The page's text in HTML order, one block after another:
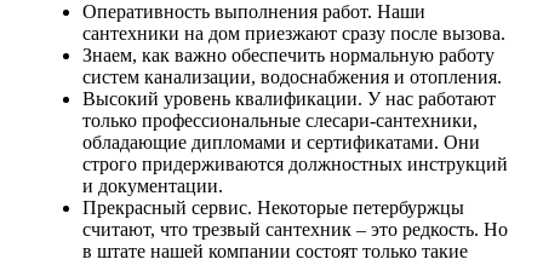
Оперативность выполнения работ. Наши
сантехники на дом приезжают сразу после вызова.
Знаем, как важно обеспечить нормальную работу
систем канализации, водоснабжения и отопления.
Высокий уровень квалификации. У нас работают
только профессиональные слесари-сантехники,
обладающие дипломами и сертификатами. Они
строго придерживаются должностных инструкций
и документации.
Прекрасный сервис. Некоторые петербуржцы
считают, что трезвый сантехник – это редкость. Но
в штате нашей компании состоят только такие